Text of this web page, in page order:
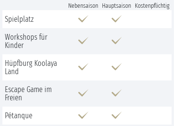
Nebensaison Hauptsaison Kostenpflichtig
Spielplatz
Workshops für
Kinder
Hüpfburg Koolaya
Land
Escape Game im
Freien
Pétanque